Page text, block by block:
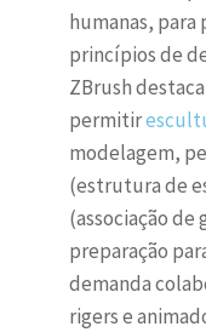
humanas, para
princípios de
ZBrush
permitir
modelagem,
(estrutura de
(associação
preparação
demanda
rigers e